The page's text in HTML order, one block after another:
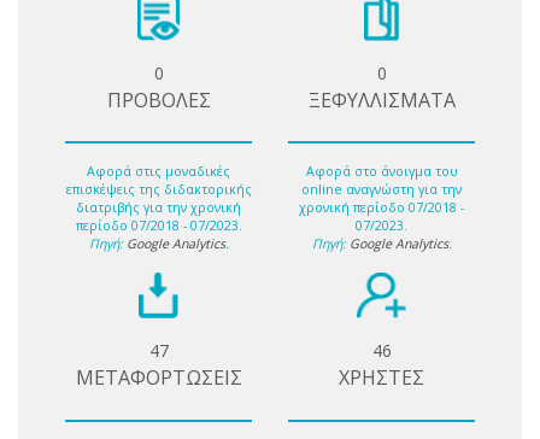
0
ΠΡΟΒΟΛΕΣ
Αφορά στις μοναδικές
επισκέψεις της διδακτορικής
διατριβής για την χρονική
περίοδο 07/2018 - 07/2023.
Πηγή: Google Analytics.
0
ΞΕΦΥΛΛΙΣΜΑΤΑ
Αφορά στο άνοιγμα του
online αναγνώστη για την
χρονική περίοδο 07/2018 -
07/2023.
Πηγή: Google Analytics.
47
ΜΕΤΑΦΟΡΤΩΣΕΙΣ
46
ΧΡΗΣΤΕΣ